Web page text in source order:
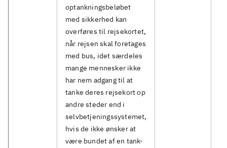
optankningsbeløbet
med sikkerhed kan
overføres til rejsekortet,
når rejsen skal foretages
med bus, idet særdeles
mange mennesker ikke
har nem adgang til at
tanke deres rejsekort op
andre steder end i
selvbetjeningssystemet,
hvis de ikke ønsker at
være bundet af en tank-